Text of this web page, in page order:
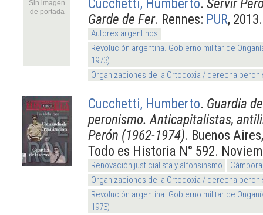
Sin imagen
de portada
Cucchetti, Humberto. Servir
Garde de Fer. Rennes: PUR, 2013.
Autores argentinos
Revolución argentina. Gobierno militar de
1973)
Organizaciones de la Ortodoxia / derecha
Cucchetti, Humberto. Guardia
peronismo. Anticapitalistas,
Perón (1962-1974). Buenos
Todo es Historia N° 592.
Renovación justicialista y alfonsinsmo
Organizaciones de la Ortodoxia / derecha
Revolución argentina. Gobierno militar de
1973)